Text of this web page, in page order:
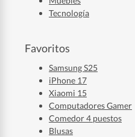
Tecnología
Favoritos
Samsung S25
iPhone 17
Xiaomi 15
Computadores Gamer
Comedor 4 puestos
Blusas